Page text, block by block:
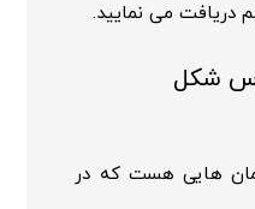
دریافت می نمایید.
شکل
هایی هست که در